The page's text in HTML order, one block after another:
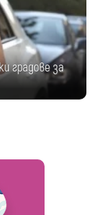
градове за